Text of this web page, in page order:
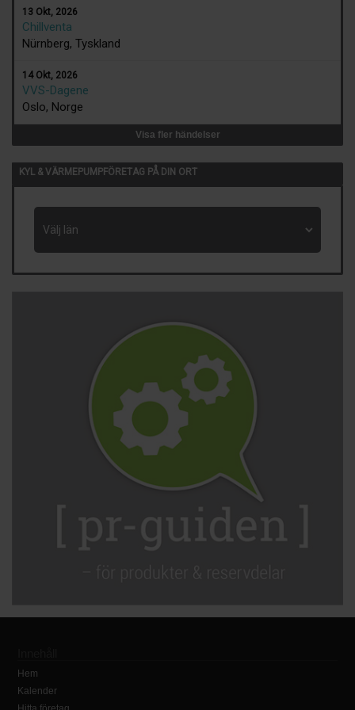
13 Okt, 2026
Chillventa
Nürnberg, Tyskland
14 Okt, 2026
VVS-Dagene
Oslo, Norge
Visa fler händelser
KYL & VÄRMEPUMPFÖRETAG PÅ DIN ORT
Hem
Kalender